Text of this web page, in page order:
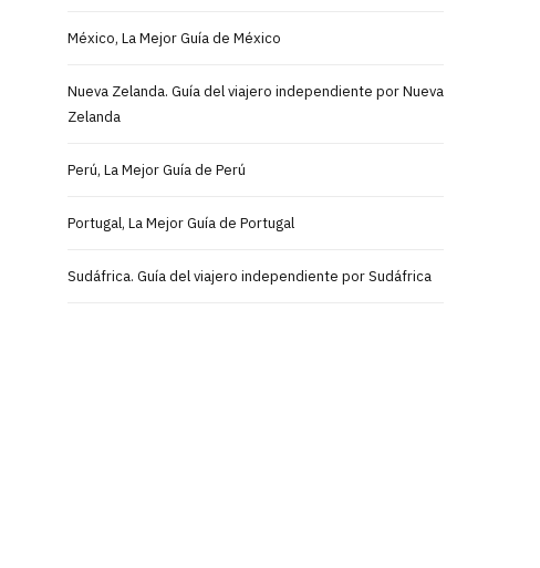
México, La Mejor Guía de México
Nueva Zelanda. Guía del viajero independiente por Nueva
Zelanda
Perú, La Mejor Guía de Perú
Portugal, La Mejor Guía de Portugal
Sudáfrica. Guía del viajero independiente por Sudáfrica